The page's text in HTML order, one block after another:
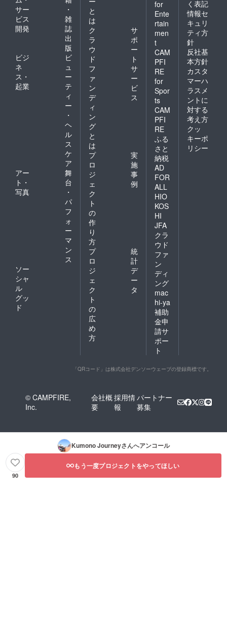
サー
ビス
開発
・
雑
誌
出
版
ビジ
ネ
ス・
起業
ビ
ュ
ー
テ
ィ
ー
・
ヘ
ル
ス
ケ
ア
アー
ト・
写真
舞
台
・
パ
フ
ォ
ー
マ
ン
ス
ソー
シャ
ル
グッ
ド
と
は
ク
ラ
ウ
ド
フ
ァ
ン
デ
ィ
ン
グ
と
は
サ
ポ
ー
ト
サ
ー
ビ
ス
プ
ロ
ジ
ェ
ク
ト
の
作
り
方
実
施
事
例
プ
ロ
ジ
ェ
ク
ト
の
広
め
方
統
計
デ
ー
タ
for
Ente
rtain
men
t
CAM
PFI
RE
for
Spor
ts
CAM
PFI
RE
ふる
さと
納税
AD
FOR
ALL
HIO
KOS
HI
JFA
クラ
ウド
ファ
ン
ディ
ング
mac
hi-ya
補助
金申
請サ
ポー
ト
く表記
情報セ
キュリ
ティ方
針
反社基
本方針
カスタ
マーハ
ラスメ
ントに
対する
考え方
クッ
キーポ
リシー
「QRコード」は株式会社デンソーウェーブの登録商標です。
© CAMPFIRE,
Inc.
会社概
要
採用情
報
パートナー
募集
Kumono Journeyさんへアンコール
90
もう一度プロジェクトをやってほしい